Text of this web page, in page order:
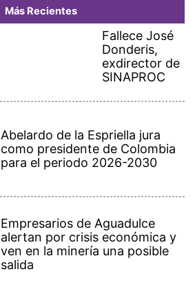
Más Recientes
Fallece José
Donderis,
exdirector de
SINAPROC
Abelardo de la Espriella jura
como presidente de Colombia
para el periodo 2026-2030
Empresarios de Aguadulce
alertan por crisis económica y
ven en la minería una posible
salida